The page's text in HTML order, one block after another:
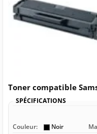
Toner compatible
SPÉCIFICATIONS
Couleur: Noir